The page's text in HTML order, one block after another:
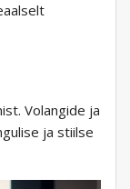
Volangide ja
ja stiilse